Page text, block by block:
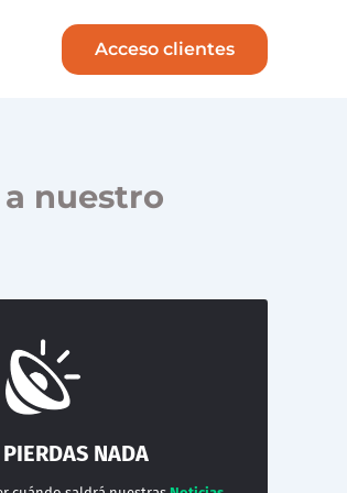
Acceso clientes
nuestro
NADA